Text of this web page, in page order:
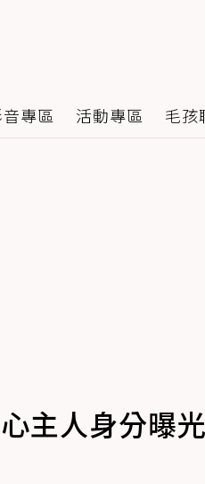
專區 活動專區 毛孩
主人身分曝